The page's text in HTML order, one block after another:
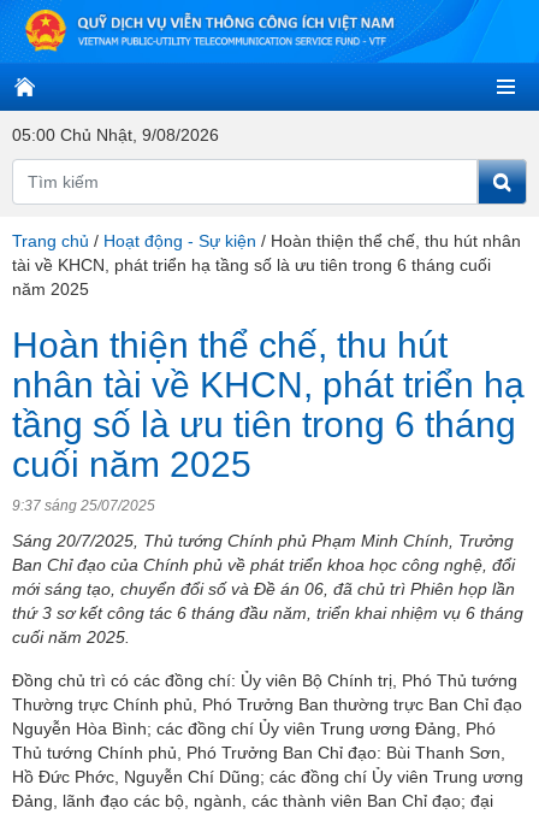
05:00 Chủ Nhật, 9/08/2026
Trang chủ / Hoạt động - Sự kiện / Hoàn thiện thể chế, thu hút nhân
tài về KHCN, phát triển hạ tầng số là ưu tiên trong 6 tháng cuối
năm 2025
Hoàn thiện thể chế, thu hút
nhân tài về KHCN, phát triển hạ
tầng số là ưu tiên trong 6 tháng
cuối năm 2025
9:37 sáng 25/07/2025
Sáng 20/7/2025, Thủ tướng Chính phủ Phạm Minh Chính, Trưởng
Ban Chỉ đạo của Chính phủ về phát triển khoa học công nghệ, đổi
mới sáng tạo, chuyển đổi số và Đề án 06, đã chủ trì Phiên họp lần
thứ 3 sơ kết công tác 6 tháng đầu năm, triển khai nhiệm vụ 6 tháng
cuối năm 2025.
Đồng chủ trì có các đồng chí: Ủy viên Bộ Chính trị, Phó Thủ tướng
Thường trực Chính phủ, Phó Trưởng Ban thường trực Ban Chỉ đạo
Nguyễn Hòa Bình; các đồng chí Ủy viên Trung ương Đảng, Phó
Thủ tướng Chính phủ, Phó Trưởng Ban Chỉ đạo: Bùi Thanh Sơn,
Hồ Đức Phớc, Nguyễn Chí Dũng; các đồng chí Ủy viên Trung ương
Đảng, lãnh đạo các bộ, ngành, các thành viên Ban Chỉ đạo; đại